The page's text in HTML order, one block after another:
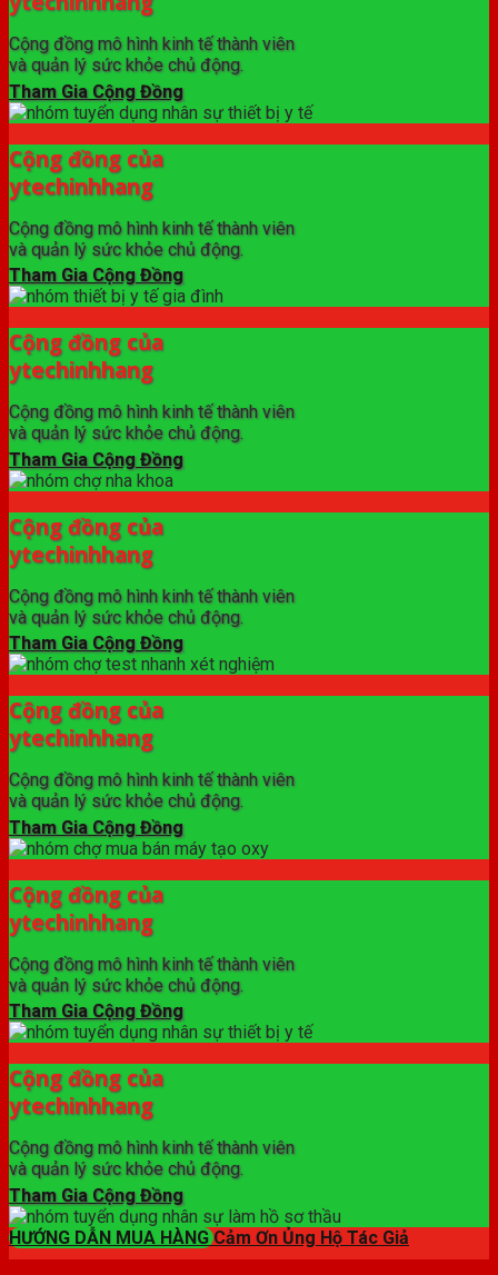
Cộng đồng mô hình kinh tế thành viên
và quản lý sức khỏe chủ động.
Tham Gia Cộng Đồng
Cộng đồng của
ytechinhhang
Cộng đồng mô hình kinh tế thành viên
và quản lý sức khỏe chủ động.
Tham Gia Cộng Đồng
Cộng đồng của
ytechinhhang
Cộng đồng mô hình kinh tế thành viên
và quản lý sức khỏe chủ động.
Tham Gia Cộng Đồng
Cộng đồng của
ytechinhhang
Cộng đồng mô hình kinh tế thành viên
và quản lý sức khỏe chủ động.
Tham Gia Cộng Đồng
Cộng đồng của
ytechinhhang
Cộng đồng mô hình kinh tế thành viên
và quản lý sức khỏe chủ động.
Tham Gia Cộng Đồng
Cộng đồng của
ytechinhhang
Cộng đồng mô hình kinh tế thành viên
và quản lý sức khỏe chủ động.
Tham Gia Cộng Đồng
Cộng đồng của
ytechinhhang
Cộng đồng mô hình kinh tế thành viên
và quản lý sức khỏe chủ động.
Tham Gia Cộng Đồng
HƯỚNG DẪN MUA HÀNG Cảm Ơn Ủng Hộ Tác Giả